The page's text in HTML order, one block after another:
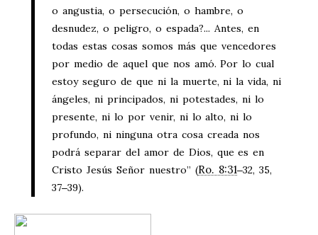
o angustia, o persecución, o hambre, o
desnudez, o peligro, o espada?... Antes, en
todas estas cosas somos más que vencedores
por medio de aquel que nos amó. Por lo cual
estoy seguro de que ni la muerte, ni la vida, ni
ángeles, ni principados, ni potestades, ni lo
presente, ni lo por venir, ni lo alto, ni lo
profundo, ni ninguna otra cosa creada nos
podrá separar del amor de Dios, que es en
Cristo Jesús Señor nuestro” (Ro. 8:31‒32, 35,
37‒39).